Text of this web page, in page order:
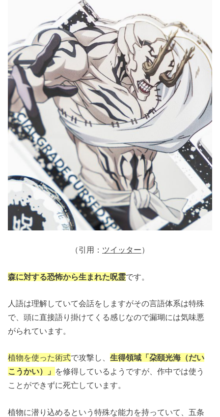
（引用： ツイッター）
森に対する恐怖から生まれた呪霊です。
人語は理解していて会話をしますがその言語体系は特殊
で、頭に直接語り掛けてくる感じなので漏瑚には気味悪
がられています。
植物を使った術式で攻撃し、生得領域「朶頤光海（だい
こうかい）」 を修得しているようですが、作中では使う
ことができずに死亡しています。
植物に潜り込めるという特殊な能力を持っていて、五条